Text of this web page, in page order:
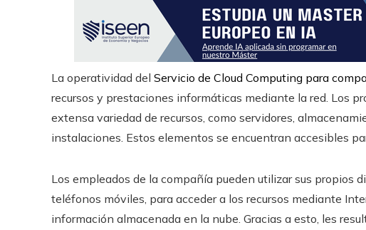
La operatividad del Servicio de Cloud Computing para
recursos y prestaciones informáticas mediante la red. Los
extensa variedad de recursos, como servidores,
instalaciones. Estos elementos se encuentran accesibles
Los empleados de la compañía pueden utilizar sus propios
teléfonos móviles, para acceder a los recursos mediante
información almacenada en la nube. Gracias a esto, les